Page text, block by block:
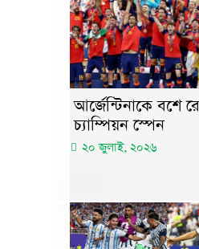
আর্জেন্টিনাকে বশে
চ্যাম্পিয়ন স্পেন
২০ জুলাই, ২০২৬